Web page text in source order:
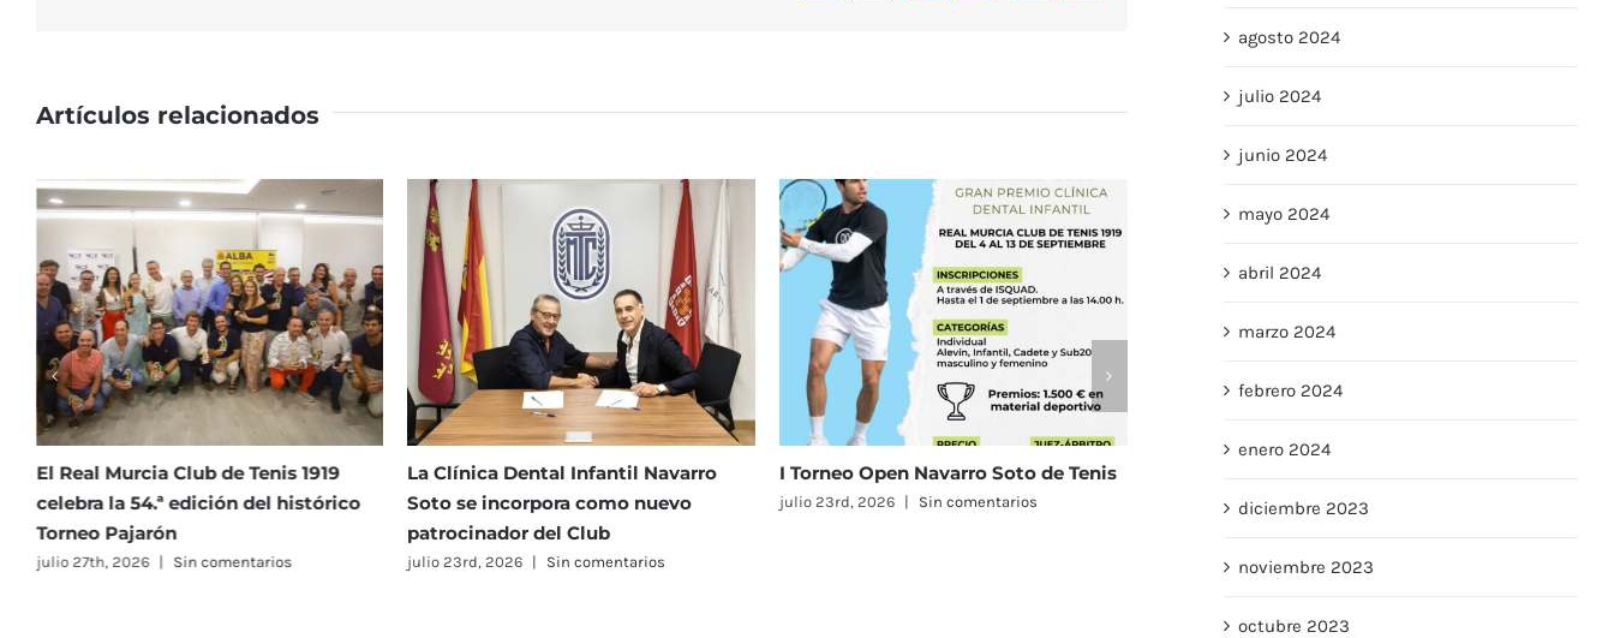
Artículos relacionados
La Clínica Dental Infantil Navarro
Soto se incorpora como nuevo
patrocinador del Club
julio 23rd, 2026 Sin comentarios
I Torneo Open Navarro Soto de Tenis
julio 23rd, 2026 | Sin comentarios
El Real Murcia Club de Tenis 1919
reunirá a 58 equipos en el
agosto 2024
julio 2024
junio 2024
mayo 2024
abril 2024
marzo 2024
febrero 2024
enero 2024
diciembre 2023
noviembre 2023
octubre 2023